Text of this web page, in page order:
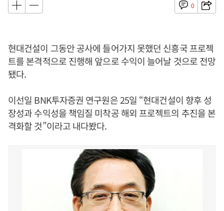
0
현대건설이 그동안 공사에 들어가지 못했던 신흥국 프로젝
트를 본격적으로 진행해 앞으로 수익이 늘어날 것으로 전망
됐다.
이선일 BNK투자증권 연구원은 25일 “현대건설이 향후 성
장성과 수익성을 책임질 미착공 해외 프로젝트의 추진을 본
격화할 것”이라고 내다봤다.